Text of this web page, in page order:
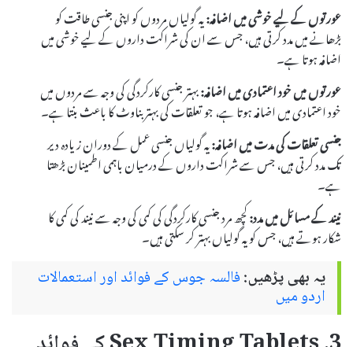
عورتوں کے لیے خوشی میں اضافہ:یہ گولیاں مردوں کو اپنی جنسی طاقت کو
بڑھانے میں مدد کرتی ہیں، جس سے ان کی شراکت داروں کے لیے خوشی میں
اضافہ ہوتا ہے۔
عورتوں میں خود اعتمادی میں اضافہ:بہتر جنسی کارکردگی کی وجہ سے مردوں میں
خود اعتمادی میں اضافہ ہوتا ہے، جو تعلقات کی بہتر بناوٹ کا باعث بنتا ہے۔
جنسی تعلقات کی مدت میں اضافہ:یہ گولیاں جنسی عمل کے دوران زیادہ دیر
تک مدد کرتی ہیں، جس سے شراکت داروں کے درمیان باہمی اطمینان بڑھتا
ہے۔
نیند کے مسائل میں مدد:کچھ مرد جنسی کارکردگی کی کمی کی وجہ سے نیند کی کمی کا
شکار ہوتے ہیں، جس کو یہ گولیاں بہتر کر سکتی ہیں۔
یہ بھی پڑھیں:فالسہ جوس کے فوائد اور استعمالات
اردو میں